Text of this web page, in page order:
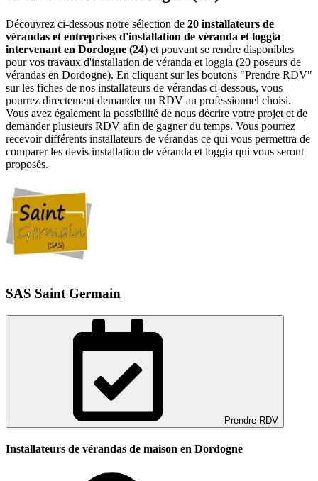
Découvrez ci-dessous notre sélection de 20 installateurs de
vérandas et entreprises d'installation de véranda et loggia
intervenant en Dordogne (24) et pouvant se rendre disponibles
pour vos travaux d'installation de véranda et loggia (20 poseurs de
vérandas en Dordogne). En cliquant sur les boutons "Prendre RDV"
sur les fiches de nos installateurs de vérandas ci-dessous, vous
pourrez directement demander un RDV au professionnel choisi.
Vous avez également la possibilité de nous décrire votre projet et de
demander plusieurs RDV afin de gagner du temps. Vous pourrez
recevoir différents installateurs de vérandas ce qui vous permettra de
comparer les devis installation de véranda et loggia qui vous seront
proposés.
SAS Saint Germain
Prendre RDV
Installateurs de vérandas de maison en Dordogne